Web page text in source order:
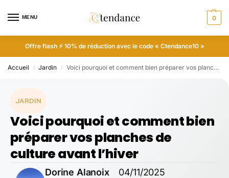
MENU 0
Offre flash ⚡ 10% de réduction avec le code « Ctendance10 »
Accueil / Jardin / Voici pourquoi et comment bien préparer vos planches de culture avant l’hiver
JARDIN
Voici pourquoi et comment bien
préparer vos planches de
culture avant l’hiver
Dorine Alanoix 04/11/2025